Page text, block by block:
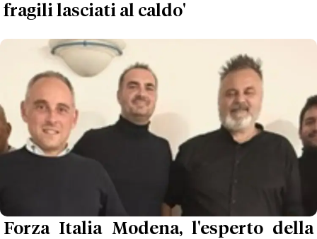
fragili lasciati al caldo'
Forza Italia Modena, l'esperto della